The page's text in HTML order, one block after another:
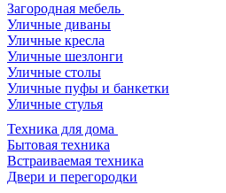
Загородная мебель
Уличные диваны
Уличные кресла
Уличные шезлонги
Уличные столы
Уличные пуфы и банкетки
Уличные стулья
Техника для дома
Бытовая техника
Встраиваемая техника
Двери и перегородки